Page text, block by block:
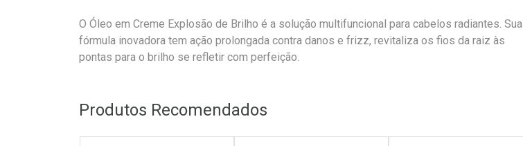
O Óleo em Creme Explosão de Brilho é a solução multifuncional para cabelos radiantes. Sua
fórmula inovadora tem ação prolongada contra danos e frizz, revitaliza os fios da raiz às
pontas para o brilho se refletir com perfeição.
Produtos Recomendados